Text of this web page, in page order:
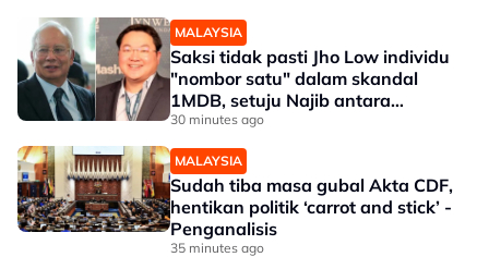
MALAYSIA
Saksi tidak pasti Jho Low individu
"nombor satu" dalam skandal
1MDB, setuju Najib antara
penerima dana
30 minutes ago
MALAYSIA
Sudah tiba masa gubal Akta CDF,
hentikan politik ‘carrot and stick’ -
Penganalisis
35 minutes ago